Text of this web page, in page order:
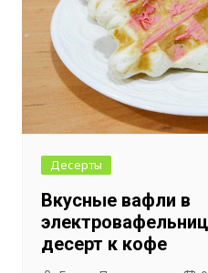
Десерты
Вкусные вафли в
десерт к кофе